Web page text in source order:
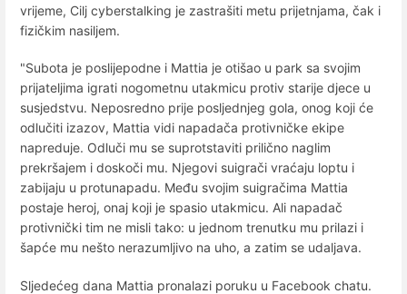
vrijeme, Cilj cyberstalking je zastrašiti metu prijetnjama, čak i
fizičkim nasiljem.
"Subota je poslijepodne i Mattia je otišao u park sa svojim
prijateljima igrati nogometnu utakmicu protiv starije djece u
susjedstvu. Neposredno prije posljednjeg gola, onog koji će
odlučiti izazov, Mattia vidi napadača protivničke ekipe
napreduje. Odluči mu se suprotstaviti prilično naglim
prekršajem i doskoči mu. Njegovi suigrači vraćaju loptu i
zabijaju u protunapadu. Među svojim suigračima Mattia
postaje heroj, onaj koji je spasio utakmicu. Ali napadač
protivnički tim ne misli tako: u jednom trenutku mu prilazi i
šapće mu nešto nerazumljivo na uho, a zatim se udaljava.
Sljedećeg dana Mattia pronalazi poruku u Facebook chatu.